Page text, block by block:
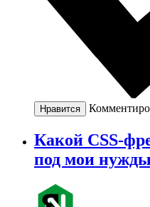
Нравится
Какой CSS-
под мои